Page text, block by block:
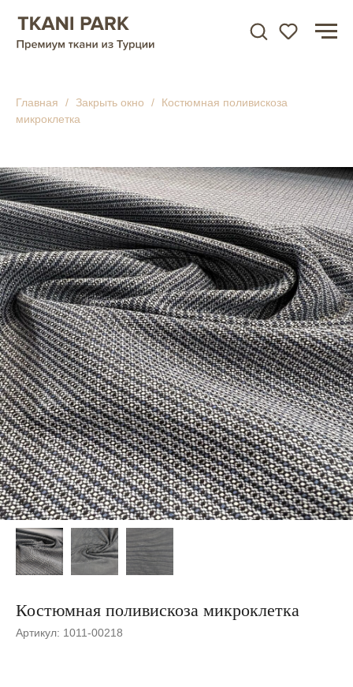
Главная Закрыть окно
Костюмная поливискоза
микроклетка
Костюмная поливискоза микроклетка
Артикул: 1011-00218